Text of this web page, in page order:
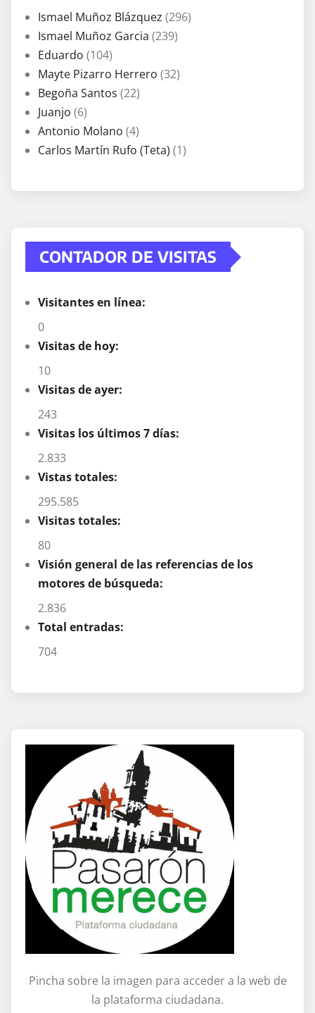
Ismael Muñoz Blázquez (296)
Ismael Muñoz Garcia (239)
Eduardo (104)
Mayte Pizarro Herrero (32)
Begoña Santos (22)
Juanjo (6)
Antonio Molano (4)
Carlos Martín Rufo (Teta) (1)
CONTADOR DE VISITAS
Visitantes en línea:
0
Visitas de hoy:
10
Visitas de ayer:
243
Visitas los últimos 7 días:
2.833
Vistas totales:
295.585
Visitas totales:
80
Visión general de las referencias de los
motores de búsqueda:
2.836
Total entradas:
704
Pincha sobre la imagen para acceder a la web de
la plataforma ciudadana.